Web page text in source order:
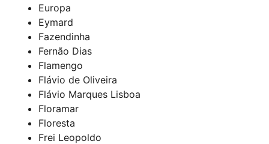
Europa
Eymard
Fazendinha
Fernão Dias
Flamengo
Flávio de Oliveira
Flávio Marques Lisboa
Floramar
Floresta
Frei Leopoldo